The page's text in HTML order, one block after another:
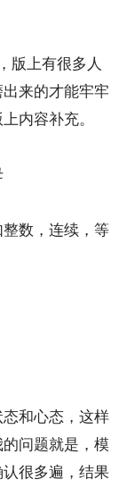
版上有很多人
来的才能牢牢
内容补充。
数，连续，等
和心态，这样
问题就是，模
很多遍，结果